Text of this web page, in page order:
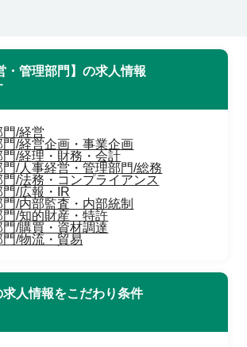
・管理部門】の求人情報
/経営
/経営企画・事業企画
/経理・財務・会計
門/人事経営・管理部門/総務
/法務・コンプライアンス
/広報・IR
/内部監査・内部統制
/知的財産・特許
/購買・資材調達
/物流・貿易
求人情報をこだわり条件